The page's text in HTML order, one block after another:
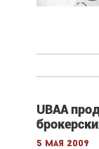
UBAA
5 мая 2009